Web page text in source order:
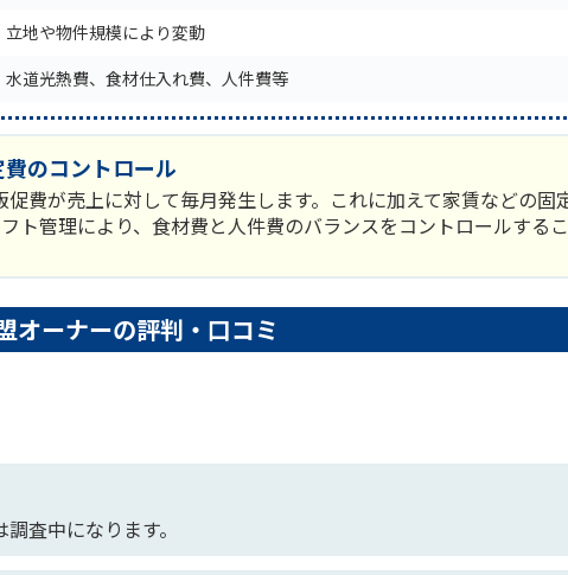
立地や物件規模により変動
水道光熱費、食材仕入れ費、人件費等
のコントロール
促費が売上に対して毎月発生します。これに加えて家賃などの固
ト管理により、食材費と人件費のバランスをコントロールする
オーナーの評判・口コミ
査中になります。